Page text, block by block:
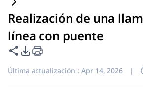
Realización de una
línea con puente
Compartir esta página
Opciones de exportación de
Última actualización : Apr 14, 2026 |